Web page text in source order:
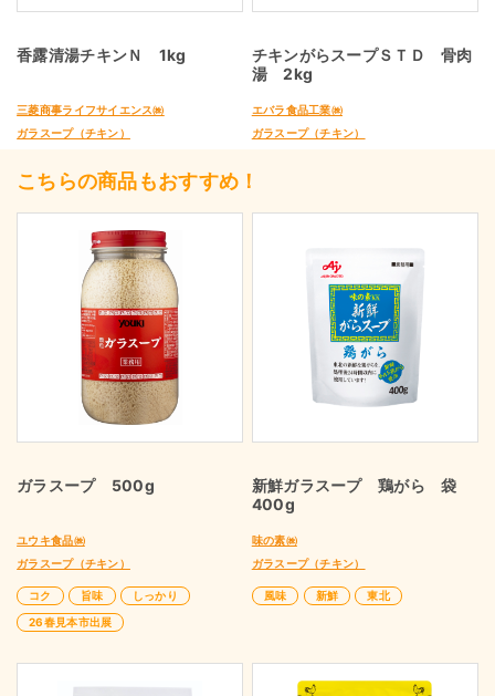
香露清湯チキンＮ 1kg
三菱商事ライフサイエンス㈱
ガラスープ（チキン）
チキンがらスープＳＴＤ 骨肉
湯 2kg
エバラ食品工業㈱
ガラスープ（チキン）
こちらの商品もおすすめ！
ガラスープ 500g
ユウキ食品㈱
ガラスープ（チキン）
コク 旨味
しっかり
26春見本市出展
新鮮ガラスープ 鶏がら 袋
400g
味の素㈱
ガラスープ（チキン）
風味 新鮮 東北